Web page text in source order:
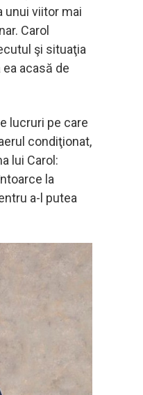
unui viitor mai
Carol
şi situaţia
acasă de
lucruri pe care
condiţionat,
lui Carol:
la
a-l putea